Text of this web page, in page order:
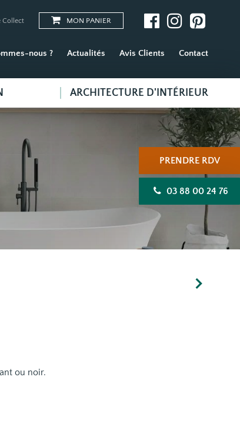
Collect MON PANIER
nous ? Actualités Avis Clients Contact
ARCHITECTURE D'INTÉRIEUR
PRENDRE RDV
03 88 00 24 76
ou noir.